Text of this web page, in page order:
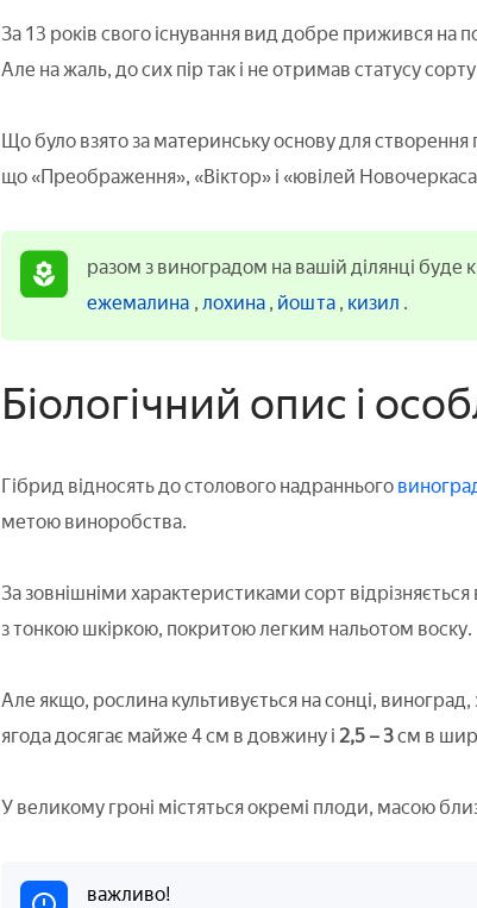
За 13 років свого існування вид добре прижився на
Але на жаль, до сих пір так і не отримав статусу
Що було взято за материнську основу для
що «Преображення», «Віктор» і «ювілей
разом з виноградом на вашій ділянці буде
ежемалина , лохина , йошта , кизил .
Біологічний опис і
Гібрид відносять до столового надраннього
метою виноробства.
За зовнішніми характеристиками сорт
з тонкою шкіркою, покритою легким нальотом воску.
Але якщо, рослина культивується на сонці,
ягода досягає майже 4 см в довжину і 2,5 – 3см в
У великому гроні містяться окремі плоди, масою
важливо!